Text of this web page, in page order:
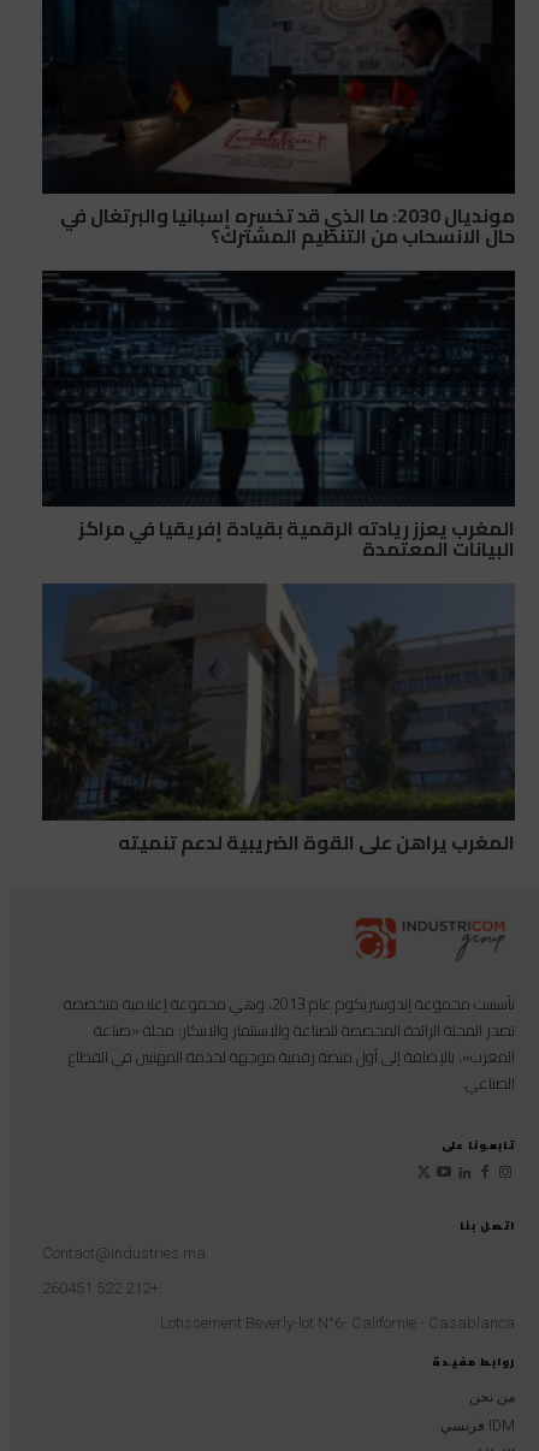
مونديال 2030: ما الذي قد تخسره إسبانيا والبرتغال في
حال الانسحاب من التنظيم المشترك؟
المغرب يعزز ريادته الرقمية بقيادة إفريقيا في مراكز
البيانات المعتمدة
المغرب يراهن على القوة الضريبية لدعم تنميته
روابط مفيدة
من نحن
IDM فرنسي
اتصل بنا
Contact@industries.ma
+212 522 260451
Lotissement Beverly-lot N°6- Californie - Casablanca
تأسست مجموعة إندوستريكوم عام 2013، وهي مجموعة إعلامية متخصصة
تصدر المجلة الرائدة المخصصة للصناعة والاستثمار والابتكار: مجلة «صناعة
المغرب»، بالإضافة إلى أول منصة رقمية موجهة لخدمة المهنيين في القطاع
الصناعي.
تابعونا على